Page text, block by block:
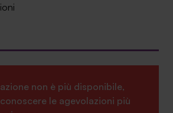
non è più disponibile,
le agevolazioni più